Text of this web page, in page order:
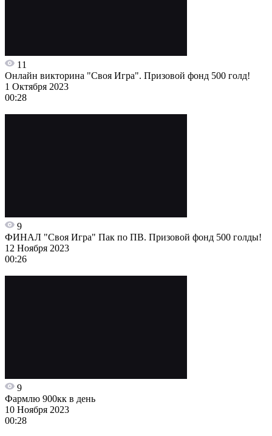
11
Онлайн викторина "Своя Игра". Призовой фонд 500 голд!
1 Октября 2023
00:28
9
ФИНАЛ "Своя Игра" Пак по ПВ. Призовой фонд 500 голды!
12 Ноября 2023
00:26
9
Фармлю 900кк в день
10 Ноября 2023
00:28